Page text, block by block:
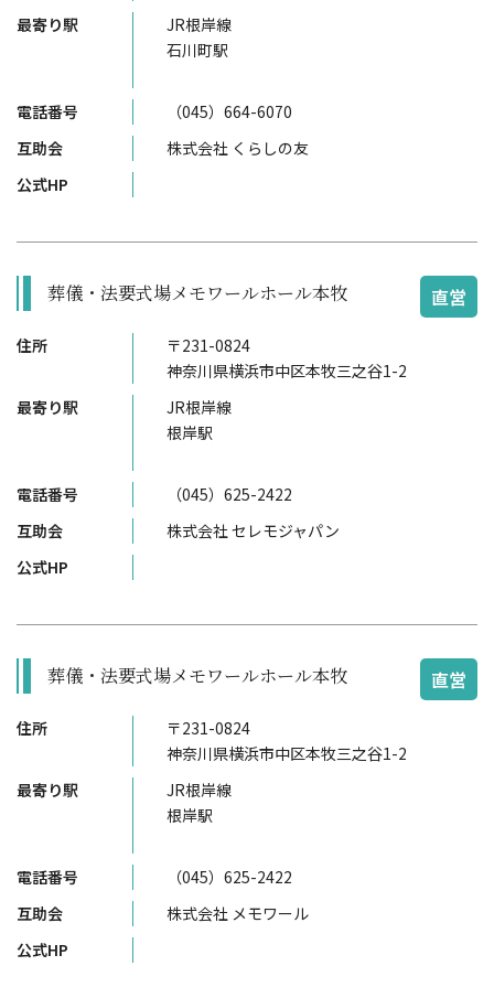
最寄り駅
JR根岸線
石川町駅
電話番号
（045）664-6070
互助会
株式会社 くらしの友
公式HP
葬儀・法要式場メモワールホール本牧 直営
住所
〒231-0824
神奈川県横浜市中区本牧三之谷1-2
最寄り駅
JR根岸線
根岸駅
電話番号
（045）625-2422
互助会
株式会社 セレモジャパン
公式HP
葬儀・法要式場メモワールホール本牧 直営
住所
〒231-0824
神奈川県横浜市中区本牧三之谷1-2
最寄り駅
JR根岸線
根岸駅
電話番号
（045）625-2422
互助会
株式会社 メモワール
公式HP